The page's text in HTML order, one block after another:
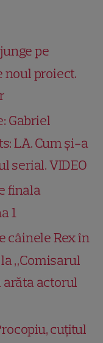
pe
noul proiect.
Gabriel
LA. Cum și-a
serial. VIDEO
finala
1
câinele Rex în
„Comisarul
arăta actorul
cuțitul